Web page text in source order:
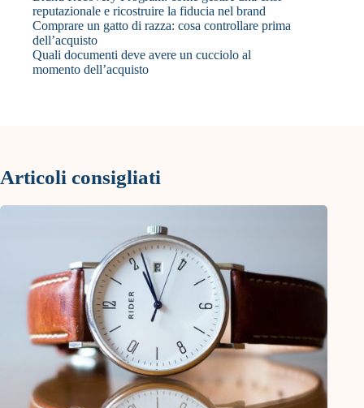
reputazionale e ricostruire la fiducia nel brand
Comprare un gatto di razza: cosa controllare prima
dell’acquisto
Quali documenti deve avere un cucciolo al
momento dell’acquisto
Articoli consigliati